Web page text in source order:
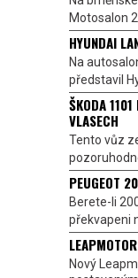
Motosalon
HYUNDAI
Na
představil
ŠKODA
VLASECH
Tento vůz
PEUGEOT
Berete-li
překvapeni
Nový